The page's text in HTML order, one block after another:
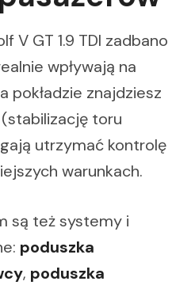
V GT 1.9 TDI zadbano
wpływają na
pokładzie znajdziesz
(stabilizację toru
utrzymać kontrolę
warunkach.
są też systemy i
poduszka
, poduszka